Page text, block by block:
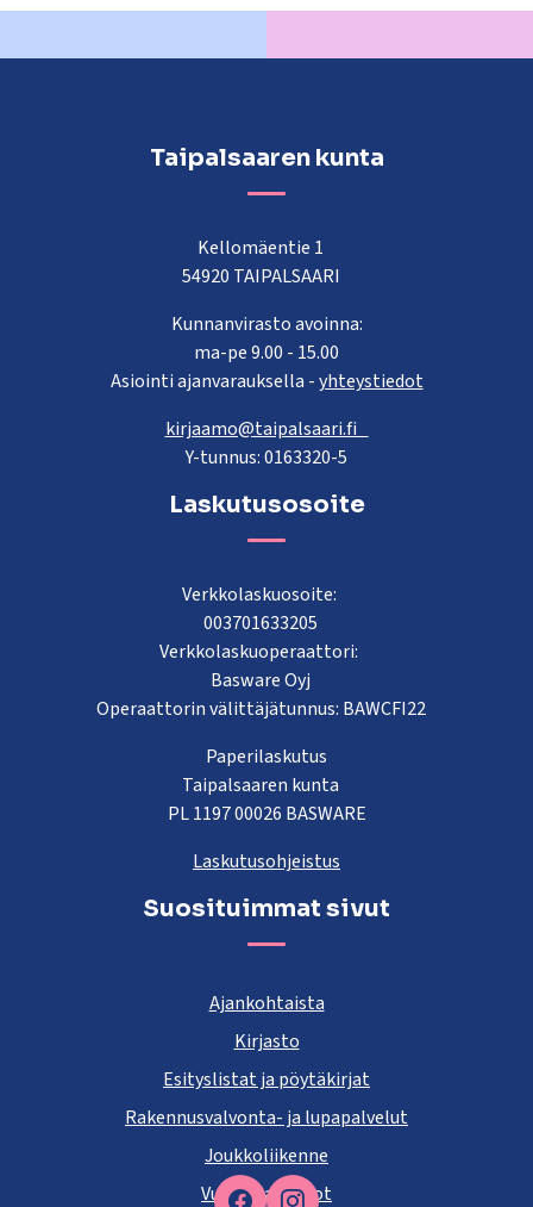
Taipalsaaren kunta
Kellomäentie 1
54920 TAIPALSAARI
Kunnanvirasto avoinna:
ma-pe 9.00 - 15.00
Asiointi ajanvarauksella -yhteystiedot
kirjaamo@taipalsaari.fi
Y-tunnus: 0163320-5
Laskutusosoite
Verkkolaskuosoite:
003701633205
Verkkolaskuoperaattori:
Basware Oyj
Operaattorin välittäjätunnus: BAWCFI22
Paperilaskutus
Taipalsaaren kunta
PL 1197 00026 BASWARE
Laskutusohjeistus
Suosituimmat sivut
Ajankohtaista
Kirjasto
Esityslistat ja pöytäkirjat
Rakennusvalvonta- ja lupapalvelut
Joukkoliikenne
Vuokra-asunnot